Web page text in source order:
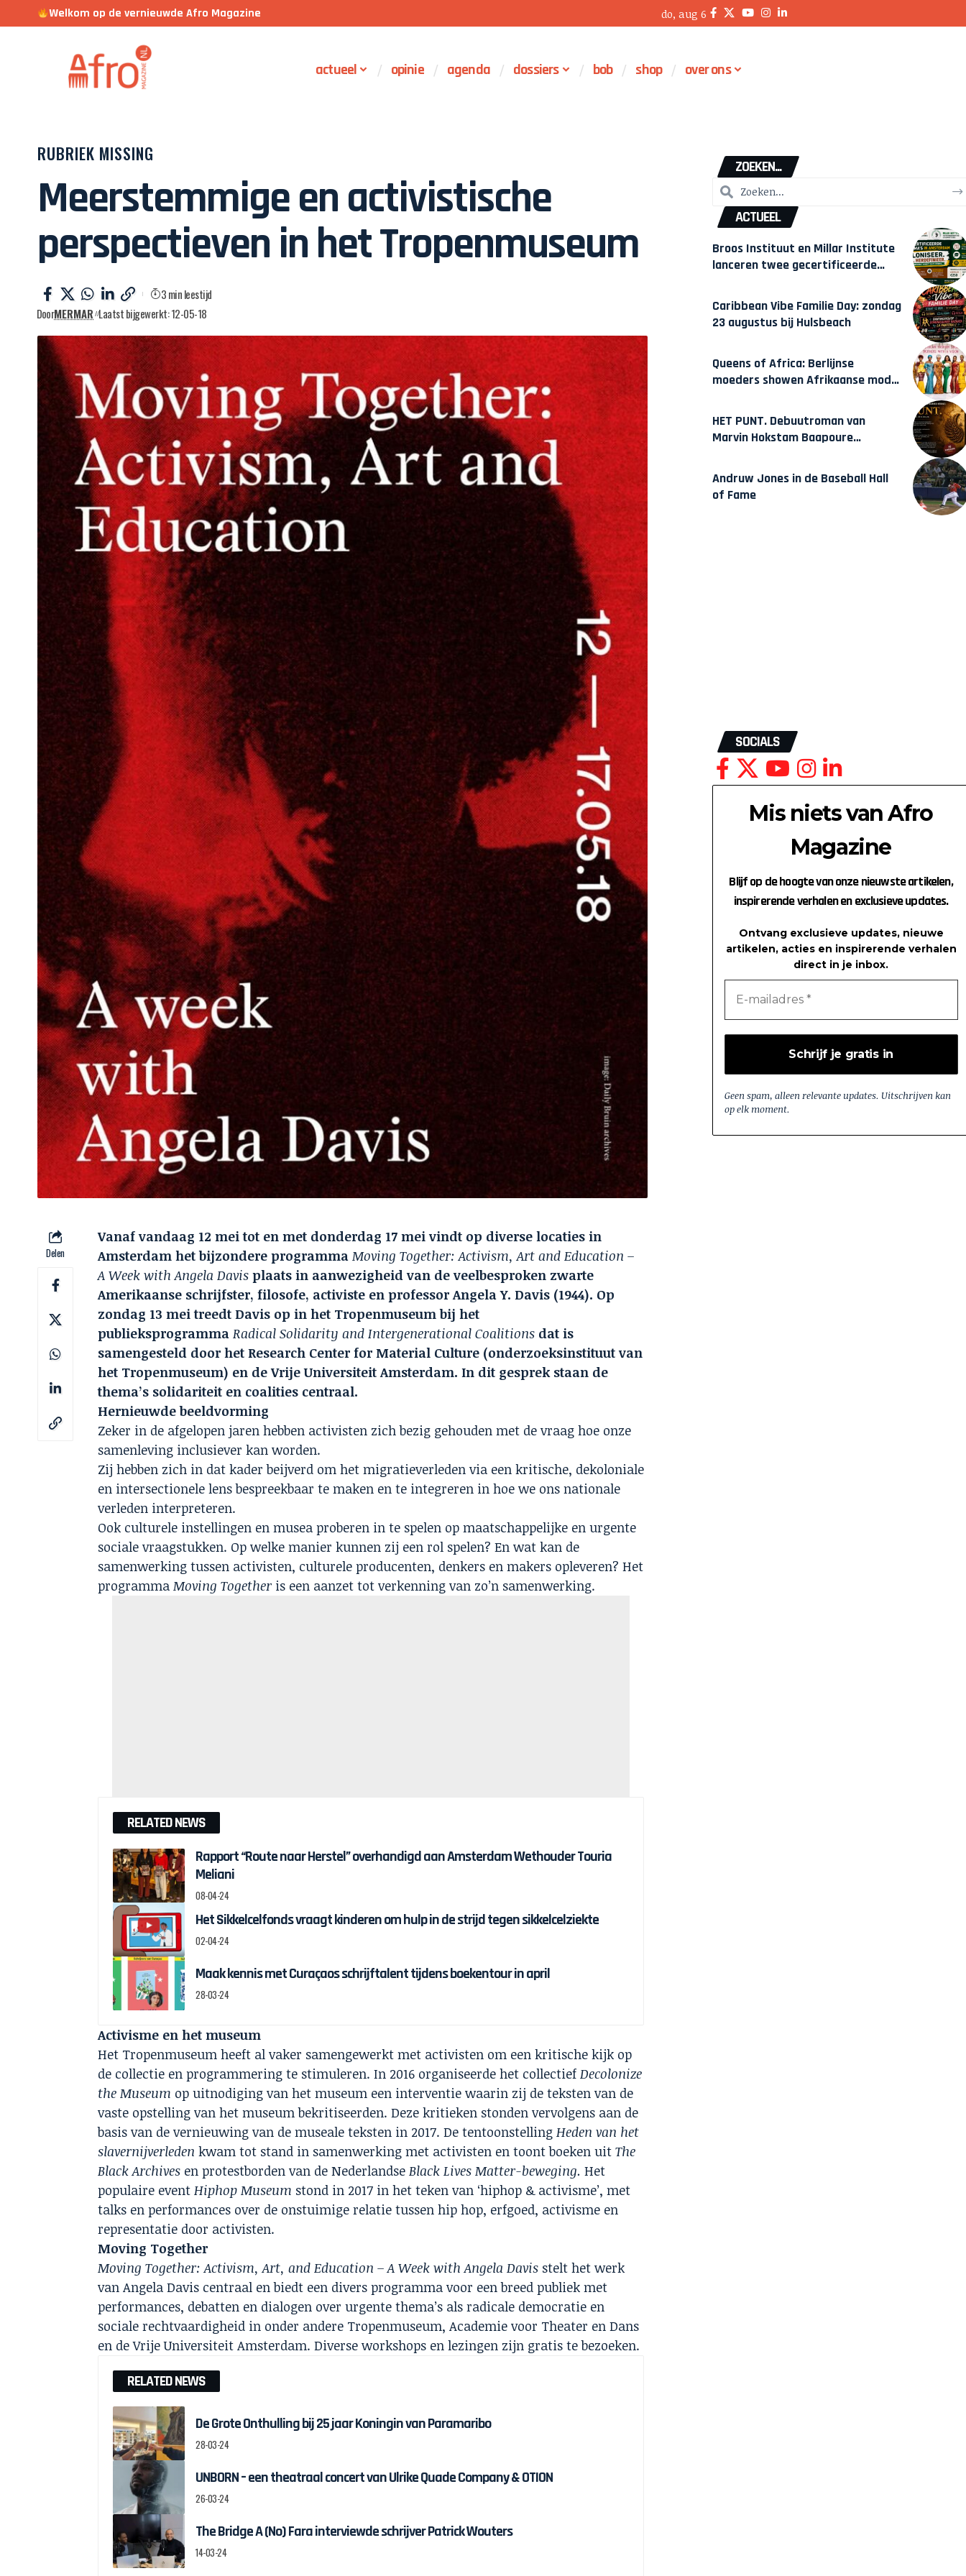
Welkom op de vernieuwde Afro Magazine do, aug 6
actueel opinie agenda dossiers bob shop over ons
RUBRIEK MISSING
Meerstemmige en activistische
perspectieven in het Tropenmuseum
DoorMERMAR Laatst bijgewerkt: 12-05-18
3 min leestijd
Delen
Vanaf vandaag 12 mei tot en met donderdag 17 mei vindt op diverse locaties in
Amsterdam het bijzondere programma Moving Together: Activism, Art and Education –
A Week with Angela Davis plaats in aanwezigheid van de veelbesproken zwarte
Amerikaanse schrijfster, filosofe, activiste en professor Angela Y. Davis (1944). Op
zondag 13 mei treedt Davis op in het Tropenmuseum bij het
publieksprogramma Radical Solidarity and Intergenerational Coalitions dat is
samengesteld door het Research Center for Material Culture (onderzoeksinstituut van
het Tropenmuseum) en de Vrije Universiteit Amsterdam. In dit gesprek staan de
thema’s solidariteit en coalities centraal.
Hernieuwde beeldvorming
Zeker in de afgelopen jaren hebben activisten zich bezig gehouden met de vraag hoe onze
samenleving inclusiever kan worden.
Zij hebben zich in dat kader beijverd om het migratieverleden via een kritische, dekoloniale
en intersectionele lens bespreekbaar te maken en te integreren in hoe we ons nationale
verleden interpreteren.
Ook culturele instellingen en musea proberen in te spelen op maatschappelijke en urgente
sociale vraagstukken. Op welke manier kunnen zij een rol spelen? En wat kan de
samenwerking tussen activisten, culturele producenten, denkers en makers opleveren? Het
programmaMoving Togetheris een aanzet tot verkenning van zo’n samenwerking.
RELATED NEWS
Rapport “Route naar Herstel” overhandigd aan Amsterdam Wethouder Touria
Meliani
08-04-24
Het Sikkelcelfonds vraagt kinderen om hulp in de strijd tegen sikkelcelziekte
02-04-24
Maak kennis met Curaçaos schrijftalent tijdens boekentour in april
28-03-24
Activisme en het museum
Het Tropenmuseum heeft al vaker samengewerkt met activisten om een kritische kijk op
de collectie en programmering te stimuleren. In 2016 organiseerde het collectiefDecolonize
the Museum op uitnodiging van het museum een interventie waarin zij de teksten van de
vaste opstelling van het museum bekritiseerden. Deze kritieken stonden vervolgens aan de
basis van de vernieuwing van de museale teksten in 2017. De tentoonstellingHeden van het
slavernijverleden kwam tot stand in samenwerking met activisten en toont boeken uitThe
Black Archives en protestborden van de NederlandseBlack Lives Matter-beweging. Het
populaire eventHiphop Museum stond in 2017 in het teken van ‘hiphop & activisme’, met
talks en performances over de onstuimige relatie tussen hip hop, erfgoed, activisme en
representatie door activisten.
Moving Together
Moving Together: Activism, Art, and Education – A Week with Angela Davis stelt het werk
van Angela Davis centraal en biedt een divers programma voor een breed publiek met
performances, debatten en dialogen over urgente thema’s als radicale democratie en
sociale rechtvaardigheid in onder andere Tropenmuseum, Academie voor Theater en Dans
en de Vrije Universiteit Amsterdam. Diverse workshops en lezingen zijn gratis te bezoeken.
RELATED NEWS
De Grote Onthulling bij 25 jaar Koningin van Paramaribo
28-03-24
UNBORN – een theatraal concert van Ulrike Quade Company & OTION
26-03-24
The Bridge A (No) Fara interviewde schrijver Patrick Wouters
14-03-24
ZOEKEN...
ACTUEEL
Broos Instituut en Millar Institute
lanceren twee gecertificeerde
Amsterdam
Caribbean Vibe Familie Day: zondag
23 augustus bij Hulsbeach
Queens of Africa: Berlijnse
moeders showen Afrikaanse mode
HET PUNT. Debuutroman van
Marvin Hokstam Baapoure
Andruw Jones in de Baseball Hall
of Fame
SOCIALS
Mis niets van Afro
Magazine
Blijf op de hoogte van onze nieuwste artikelen,
inspirerende verhalen en exclusieve updates.
Ontvang exclusieve updates, nieuwe
artikelen, acties en inspirerende verhalen
direct in je inbox.
Geen spam, alleen relevante updates. Uitschrijven kan
op elk moment.